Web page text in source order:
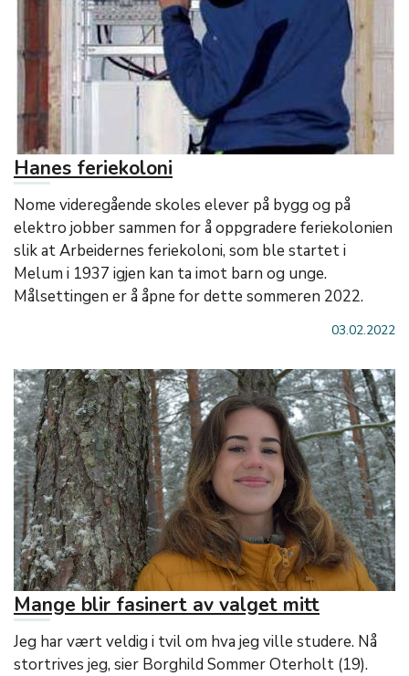
Hanes feriekoloni
Nome videregående skoles elever på bygg og på
elektro jobber sammen for å oppgradere feriekolonien
slik at Arbeidernes feriekoloni, som ble startet i
Melum i 1937 igjen kan ta imot barn og unge.
Målsettingen er å åpne for dette sommeren 2022.
03.02.2022
Mange blir fasinert av valget mitt
Jeg har vært veldig i tvil om hva jeg ville studere. Nå
stortrives jeg, sier Borghild Sommer Oterholt (19).